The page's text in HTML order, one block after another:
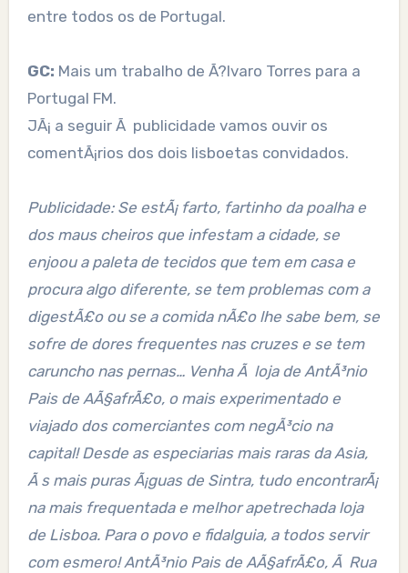
entre todos os de Portugal.
GC: Mais um trabalho de Ã?lvaro Torres para a
Portugal FM.
JÃ¡ a seguir Ã publicidade vamos ouvir os
comentÃ¡rios dos dois lisboetas convidados.
Publicidade: Se estÃ¡ farto, fartinho da poalha e
dos maus cheiros que infestam a cidade, se
enjoou a paleta de tecidos que tem em casa e
procura algo diferente, se tem problemas com a
digestÃ£o ou se a comida nÃ£o lhe sabe bem, se
sofre de dores frequentes nas cruzes e se tem
caruncho nas pernas… Venha Ã loja de AntÃ³nio
Pais de AÃ§afrÃ£o, o mais experimentado e
viajado dos comerciantes com negÃ³cio na
capital! Desde as especiarias mais raras da Asia,
Ã s mais puras Ã¡guas de Sintra, tudo encontrarÃ¡
na mais frequentada e melhor apetrechada loja
de Lisboa. Para o povo e fidalguia, a todos servir
com esmero! AntÃ³nio Pais de AÃ§afrÃ£o, Ã Rua